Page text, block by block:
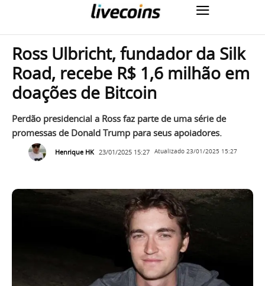
Ross Ulbricht, fundador da Silk
Road, recebe R$ 1,6 milhão em
doações de Bitcoin
Perdão presidencial a Ross faz parte de uma série de
promessas de Donald Trump para seus apoiadores.
Henrique HK 23/01/2025 15:27 Atualizado 23/01/2025 15:27